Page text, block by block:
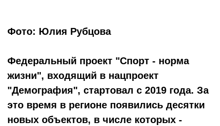
Фото: Юлия Рубцова
Федеральный проект "Спорт - норма
жизни", входящий в нацпроект
"Демография", стартовал с 2019 года. За
это время в регионе появились десятки
новых объектов, в числе которых -